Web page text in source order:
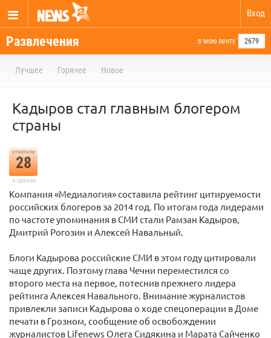
Вход
Развлечения в мою ленту 2679
Лучшее Горячее Новое
Кадыров стал главным блогером
страны
отметили
28
в архиве
Компания «Медиалогия» составила рейтинг цитируемости
российских блогеров за 2014 год. По итогам года лидерами
по частоте упоминания в СМИ стали Рамзан Кадыров,
Дмитрий Рогозин и Алексей Навальный.
Блоги Кадырова российские СМИ в этом году цитировали
чаще других. Поэтому глава Чечни переместился со
второго места на первое, потеснив прежнего лидера
рейтинга Алексея Навального. Внимание журналистов
привлекли записи Кадырова о ходе спецоперации в Доме
печати в Грозном, сообщение об освобождении
журналистов Lifenews Олега Сидякина и Марата Сайченко